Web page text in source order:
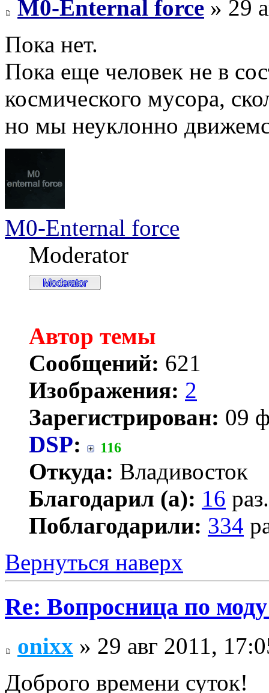
M0-Enternal force » 29
Пока нет.
Пока еще человек не в
космического мусора,
но мы неуклонно
M0-Enternal force
Moderator
Автор темы
Сообщений: 621
Изображения: 2
Зарегистрирован: 09
DSP: 116
Откуда: Владивосток
Благодарил (а): 16 раз.
Поблагодарили: 334
Вернуться наверх
Re: Вопросница по
onixx » 29 авг 2011,
Доброго времени суток!